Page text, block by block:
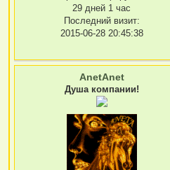
29 дней 1 час
Последний визит:
2015-06-28 20:45:38
AnetAnet
Душа компании!